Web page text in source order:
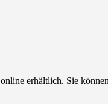
erhältlich. Sie